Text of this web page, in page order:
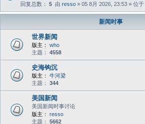
回复总数： 5 由 resso » 05 8月 2026, 23:53 » 位于
新闻时事
世界新闻
版主：
who
主题： 4558
史海钩沉
版主：
牛河梁
主题： 344
美国新闻
美国新闻时事讨论
版主：
resso
主题： 5662